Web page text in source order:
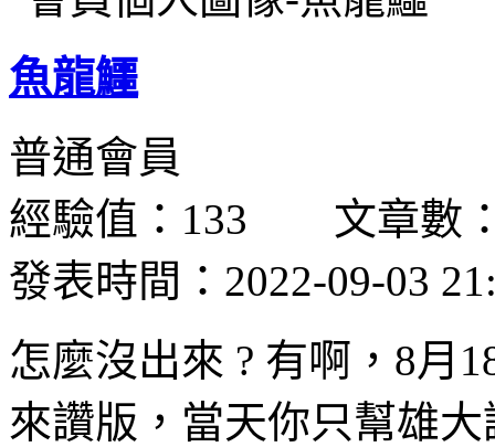
魚龍鱷
普通會員
經驗值：133 文章數
發表時間：2022-09-03
怎麼沒出來 ? 有啊，8月
來讚版，當天你只幫雄